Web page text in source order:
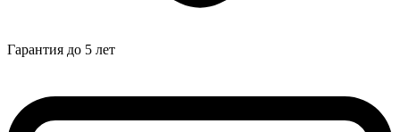
Гарантия до 5 лет